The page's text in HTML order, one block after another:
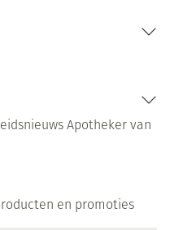
Apotheker van
en promoties